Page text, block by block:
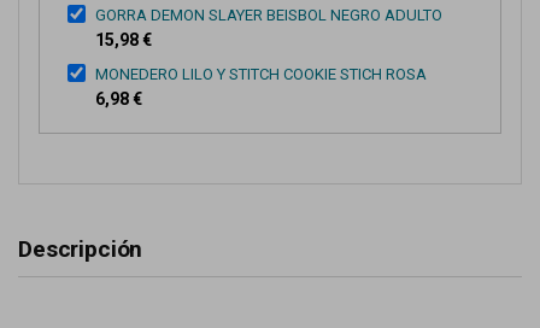
GORRA DEMON SLAYER BEISBOL NEGRO ADULTO
15,98 €
MONEDERO LILO Y STITCH COOKIE STICH ROSA
6,98 €
Descripción